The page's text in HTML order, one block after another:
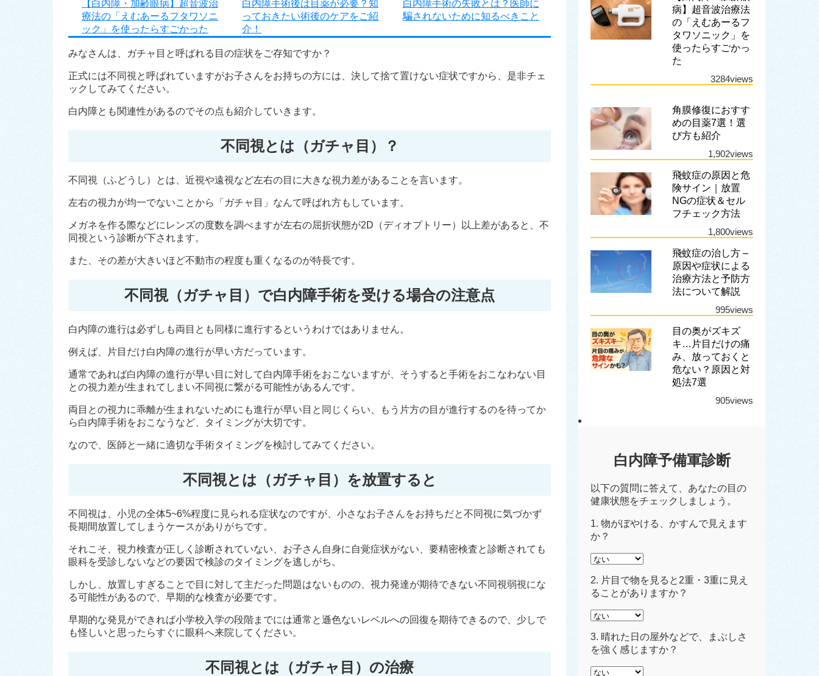
【白内障・加齢眼病】超音波治
療法の「えむあーるフタワソニ
ック」を使ったらすごかった
白内障手術後は目薬が必要？知
っておきたい術後のケアをご紹
介！
白内障手術の失敗とは？医師に
騙されないために知るべきこと
みなさんは、ガチャ目と呼ばれる目の症状をご存知ですか？
正式には不同視と呼ばれていますがお子さんをお持ちの方には、決して捨て置けない症状ですから、是非チェ
ックしてみてください。
白内障とも関連性があるのでその点も紹介していきます。
不同視とは（ガチャ目）？
不同視（ふどうし）とは、近視や遠視など左右の目に大きな視力差があることを言います。
左右の視力が均一でないことから「ガチャ目」なんて呼ばれ方もしています。
メガネを作る際などにレンズの度数を調べますが左右の屈折状態が2D（ディオプトリー）以上差があると、不
同視という診断が下されます。
また、その差が大きいほど不動市の程度も重くなるのが特長です。
不同視（ガチャ目）で白内障手術を受ける場合の注意点
白内障の進行は必ずしも両目とも同様に進行するというわけではありません。
例えば、片目だけ白内障の進行が早い方だっています。
通常であれば白内障の進行が早い目に対して白内障手術をおこないますが、そうすると手術をおこなわない目
との視力差が生まれてしまい不同視に繋がる可能性があるんです。
両目との視力に乖離が生まれないためにも進行が早い目と同じくらい、もう片方の目が進行するのを待ってか
ら白内障手術をおこなうなど、タイミングが大切です。
なので、医師と一緒に適切な手術タイミングを検討してみてください。
不同視とは（ガチャ目）を放置すると
不同視は、小児の全体5~6%程度に見られる症状なのですが、小さなお子さんをお持ちだと不同視に気づかず
長期間放置してしまうケースがありがちです。
それこそ、視力検査が正しく診断されていない、お子さん自身に自覚症状がない、要精密検査と診断されても
眼科を受診しないなどの要因で検診のタイミングを逃しがち。
しかし、放置しすぎることで目に対して主だった問題はないものの、視力発達が期待できない不同視弱視にな
る可能性があるので、早期的な検査が必要です。
早期的な発見ができれば小学校入学の段階までには通常と遜色ないレベルへの回復を期待できるので、少しで
も怪しいと思ったらすぐに眼科へ来院してください。
不同視とは（ガチャ目）の治療
病】超音波治療法
の「えむあーるフ
タワソニック」を
使ったらすごかっ
た
3284views
角膜修復におすす
めの目薬7選！選
び方も紹介
1,902views
飛蚊症の原因と危
険サイン｜放置
NGの症状＆セル
フチェック方法
1,800views
飛蚊症の治し方 –
原因や症状による
治療方法と予防方
法について解説
995views
目の奥がズキズ
キ…片目だけの痛
み、放っておくと
危ない？原因と対
処法7選
905views
白内障予備軍診断
以下の質問に答えて、あなたの目の
健康状態をチェックしましょう。
1. 物がぼやける、かすんで見えます
か？
2. 片目で物を見ると2重・3重に見え
ることがありますか？
3. 晴れた日の屋外などで、まぶしさ
を強く感じますか？